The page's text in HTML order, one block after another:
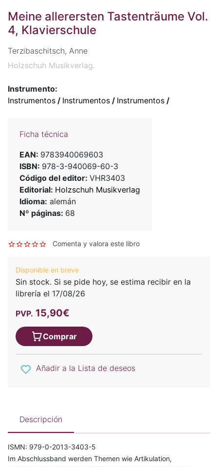
Meine allerersten Tastenträume Vol.
4, Klavierschule
Terzibaschitsch, Anne
Holzschuh Musikverlag.
Instrumento:
Instrumentos / Instrumentos / Instrumentos /
Ficha técnica
EAN: 9783940069603
ISBN: 978-3-940069-60-3
Código del editor: VHR3403
Editorial: Holzschuh Musikverlag
Idioma: alemán
Nº páginas: 68
Comenta y valora este libro
Disponible en breve
Sin stock. Si se pide hoy, se estima recibir en la
librería el 17/08/26
PVP. 15,90€
Comprar
Añadir a la Lista de deseos
Descripción
ISMN: 979-0-2013-3403-5
Im Abschlussband werden Themen wie Artikulation,